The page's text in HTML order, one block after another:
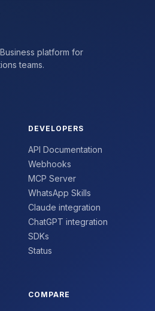
platform for
teams.
DEVELOPERS
API Documentation
Webhooks
MCP Server
WhatsApp Skills
Claude integration
ChatGPT integration
SDKs
Status
COMPARE